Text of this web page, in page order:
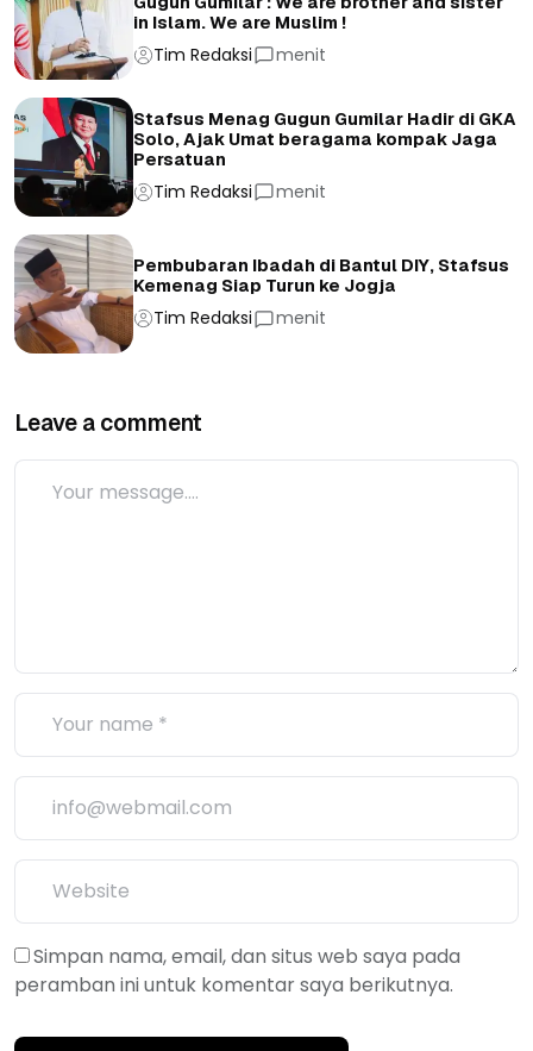
in Islam. We are Muslim !
Tim Redaksi menit
Stafsus Menag Gugun Gumilar Hadir di GKA
Solo, Ajak Umat beragama kompak Jaga
Persatuan
Tim Redaksi menit
Pembubaran Ibadah di Bantul DIY, Stafsus
Kemenag Siap Turun ke Jogja
Tim Redaksi menit
Leave a comment
Simpan nama, email, dan situs web saya pada
peramban ini untuk komentar saya berikutnya.